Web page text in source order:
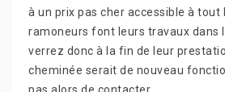
à un prix pas cher accessible à tout
ramoneurs font leurs travaux dans
verrez donc à la fin de leur
cheminée serait de nouveau
pas alors de contacter .